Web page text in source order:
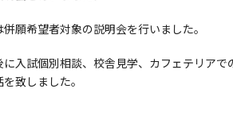
願希望者対象の説明会を行いました。
入試個別相談、校舎見学、カフェテリアで
致しました。